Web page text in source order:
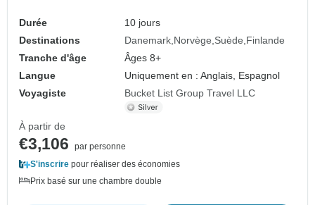
Durée
10 jours
Destinations
Danemark Norvège Suède Finlande
Tranche d'âge
Âges 8+
Langue
Uniquement en : Anglais, Espagnol
Voyagiste
Bucket List Group Travel LLC
À partir de
€3,106
par personne
S'inscrire pour réaliser des économies
Prix basé sur une chambre double